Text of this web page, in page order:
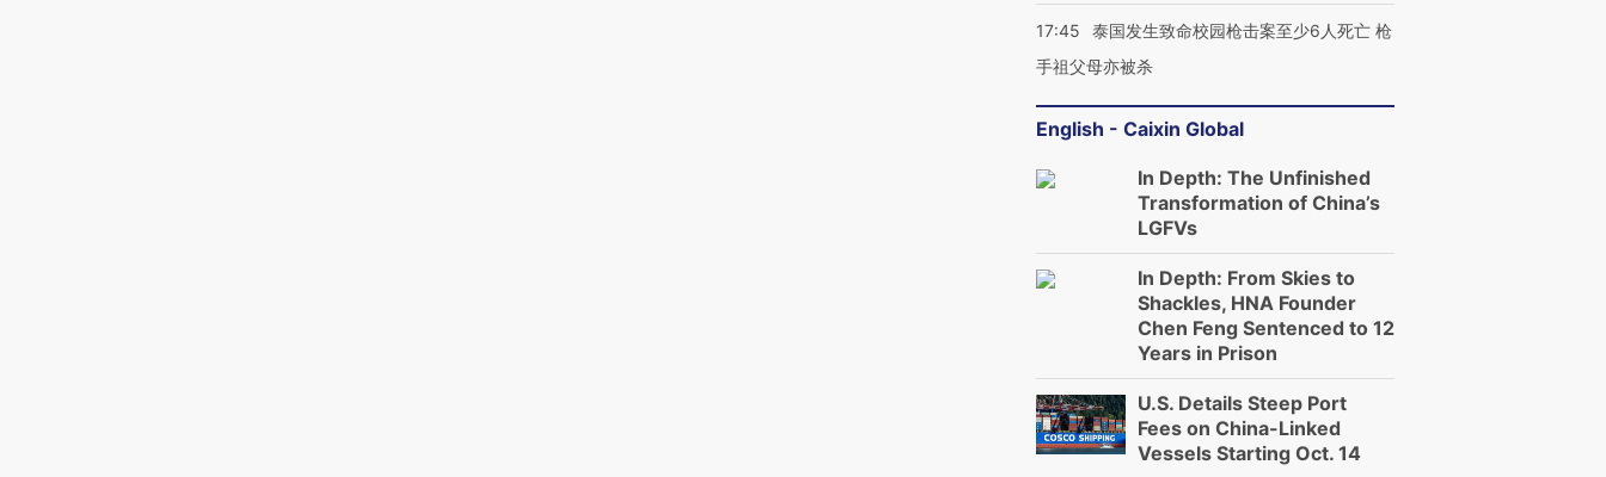
17:45
泰国发生致命校园枪击案至少6人死亡 枪
手祖父母亦被杀
English - Caixin Global
In Depth: The Unfinished
Transformation of China’s
LGFVs
In Depth: From Skies to
Shackles, HNA Founder
Chen Feng Sentenced to 12
Years in Prison
U.S. Details Steep Port
Fees on China-Linked
Vessels Starting Oct. 14